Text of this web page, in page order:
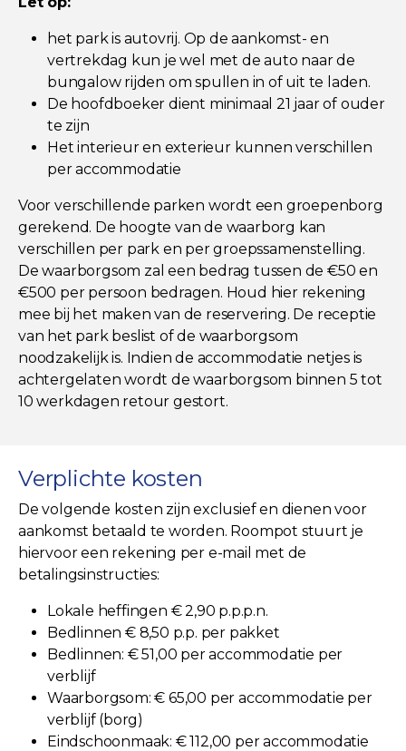
het park is autovrij. Op de aankomst- en
vertrekdag kun je wel met de auto naar de
bungalow rijden om spullen in of uit te laden.
De hoofdboeker dient minimaal 21 jaar of ouder
te zijn
Het interieur en exterieur kunnen verschillen
per accommodatie
Voor verschillende parken wordt een groepenborg
gerekend. De hoogte van de waarborg kan
verschillen per park en per groepssamenstelling.
De waarborgsom zal een bedrag tussen de €50 en
€500 per persoon bedragen. Houd hier rekening
mee bij het maken van de reservering. De receptie
van het park beslist of de waarborgsom
noodzakelijk is. Indien de accommodatie netjes is
achtergelaten wordt de waarborgsom binnen 5 tot
10 werkdagen retour gestort.
Verplichte kosten
De volgende kosten zijn exclusief en dienen voor
aankomst betaald te worden. Roompot stuurt je
hiervoor een rekening per e-mail met de
betalingsinstructies:
Lokale heffingen € 2,90 p.p.p.n.
Bedlinnen € 8,50 p.p. per pakket
Bedlinnen: € 51,00 per accommodatie per
verblijf
Waarborgsom: € 65,00 per accommodatie per
verblijf (borg)
Eindschoonmaak: € 112,00 per accommodatie